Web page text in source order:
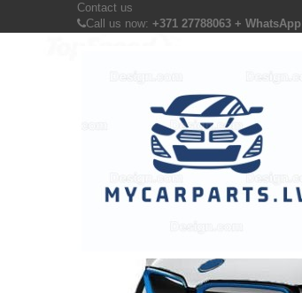
Contact us
Call us now: +371 27788063 + WhatsApp